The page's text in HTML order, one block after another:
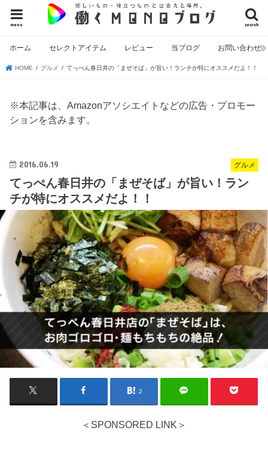
search
menu
ホーム セレクトアイテム レビュー 当ブログ お問い合わせ
HOME グルメ てっぺん春日井の「まぜそば」が旨い！ランチが特にオススメだよ！！
※本記事は、Amazonアソシエイトなどの広告・プロモー
ションを含みます。
グルメ
2016.06.19
てっぺん春日井の「まぜそば」が旨い！ラン
チが特にオススメだよ！！
2
＜SPONSORED LINK＞